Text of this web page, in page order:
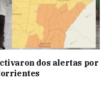
dos alertas por